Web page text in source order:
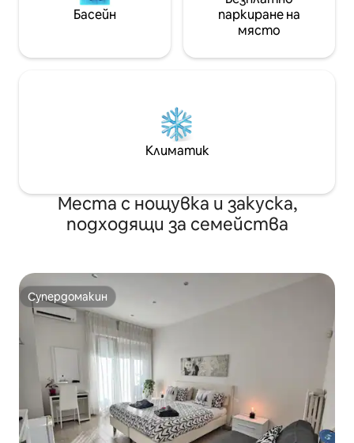
Басейн
паркиране на
място
Климатик
Места с нощувка и закуска,
подходящи за семейства
Супердомакин
Супердомакин